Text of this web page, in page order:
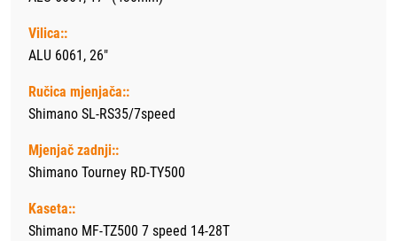
Vilica::
ALU 6061, 26"
Ručica mjenjača::
Shimano SL-RS35/7speed
Mjenjač zadnji::
Shimano Tourney RD-TY500
Kaseta::
Shimano MF-TZ500 7 speed 14-28T